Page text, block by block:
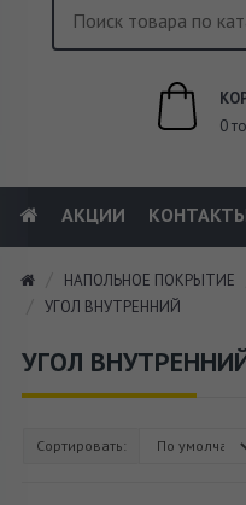
0
АКЦИИ
НАПОЛЬНОЕ ПОКРЫТИЕ
УГОЛ ВНУТРЕННИЙ
УГОЛ
Сортировать: